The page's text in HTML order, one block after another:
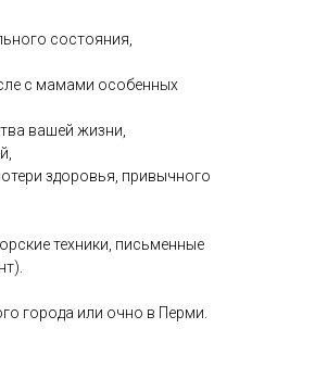
состояния,
с мамами особенных
вашей жизни,
здоровья, привычного
техники, письменные
города или очно в Перми.